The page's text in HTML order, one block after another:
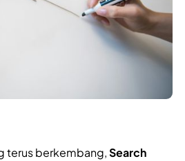
terus berkembang,Search